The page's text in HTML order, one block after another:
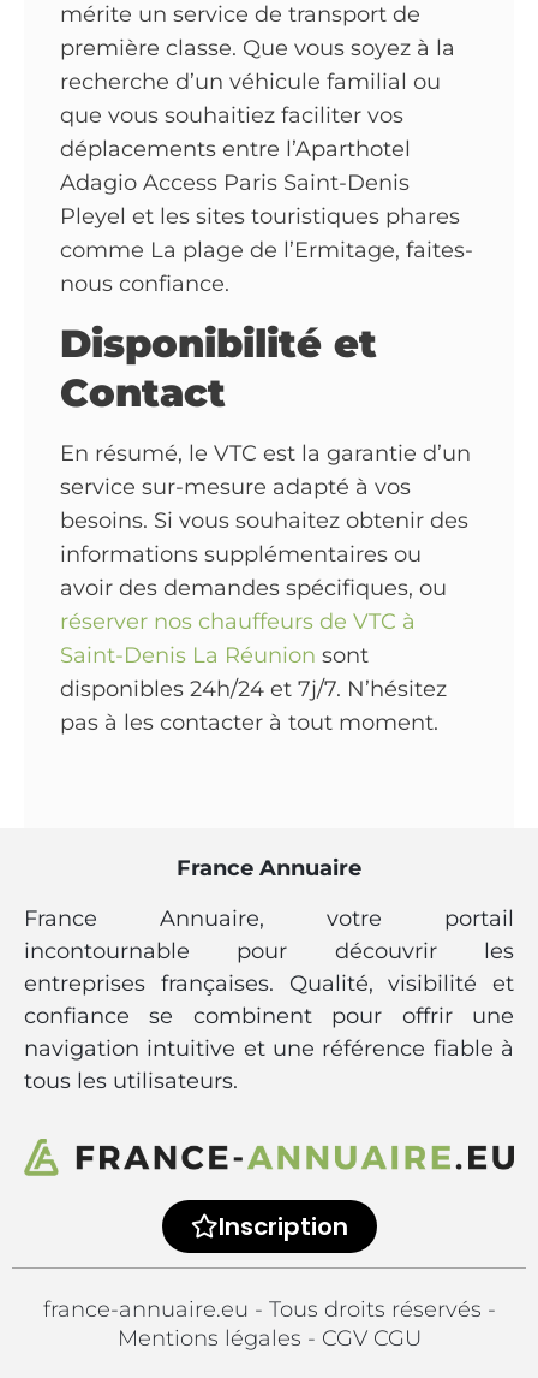
mérite un service de transport de
première classe. Que vous soyez à la
recherche d’un véhicule familial ou
que vous souhaitiez faciliter vos
déplacements entre l’Aparthotel
Adagio Access Paris Saint-Denis
Pleyel et les sites touristiques phares
comme La plage de l’Ermitage, faites-
nous confiance.
Disponibilité et
Contact
En résumé, le VTC est la garantie d’un
service sur-mesure adapté à vos
besoins. Si vous souhaitez obtenir des
informations supplémentaires ou
avoir des demandes spécifiques, ou
réserver nos chauffeurs de VTC à
Saint-Denis La Réunion sont
disponibles 24h/24 et 7j/7. N’hésitez
pas à les contacter à tout moment.
France Annuaire
France Annuaire, votre portail
incontournable pour découvrir les
entreprises françaises. Qualité, visibilité et
confiance se combinent pour offrir une
navigation intuitive et une référence fiable à
tous les utilisateurs.
Inscription
france-annuaire.eu - Tous droits réservés -
Mentions légales - CGV CGU